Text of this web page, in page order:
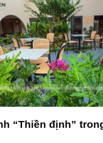
“Thiền định”